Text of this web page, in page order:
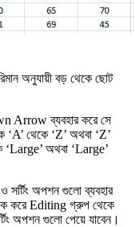
অনুযায়ী বড় থেকে ছোট
Arrow ব্যবহার করে সে
‘A’ থেকে ‘Z’ অথবা ‘Z’
‘Large’ অথবা ‘Large’
সর্টিং অপশন গুলো ব্যবহার
করে Editing গ্রুপ থেকে
অপশন গুলো পেয়ে যাবেন।